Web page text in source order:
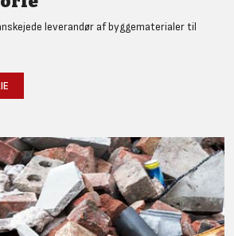
leverandør af byggematerialer til